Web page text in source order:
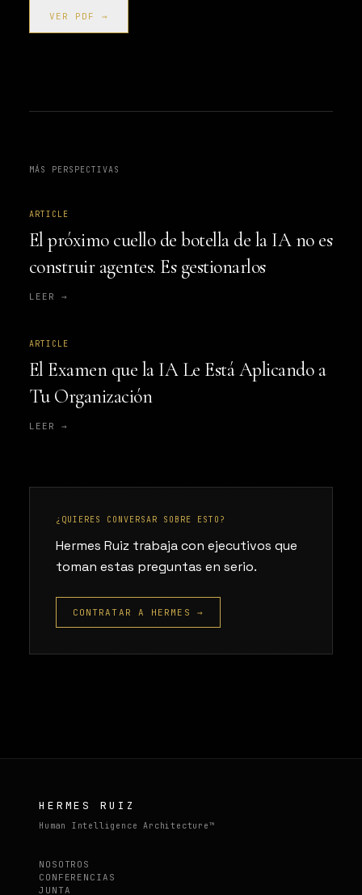
VER PDF →
MÁS PERSPECTIVAS
ARTICLE
El próximo cuello de botella de la IA no es
construir agentes. Es gestionarlos
LEER →
ARTICLE
El Examen que la IA Le Está Aplicando a
Tu Organización
LEER →
¿QUIERES CONVERSAR SOBRE ESTO?
Hermes Ruiz trabaja con ejecutivos que
toman estas preguntas en serio.
CONTRATAR A HERMES →
HERMES RUIZ
Human Intelligence Architecture™
NOSOTROS
CONFERENCIAS
JUNTA